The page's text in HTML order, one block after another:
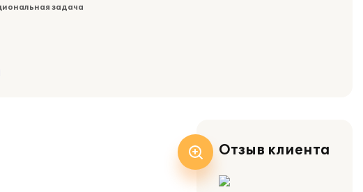
задача
Отзыв клиента